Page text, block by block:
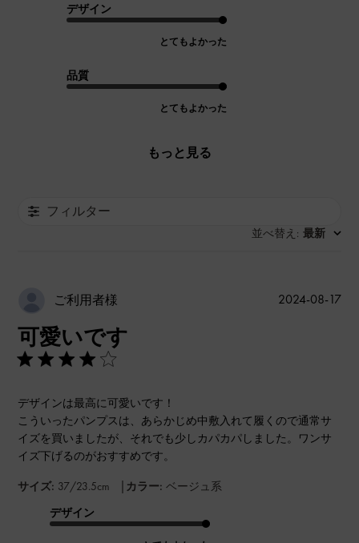
デザイン
とてもよかった
品質
とてもよかった
もっと見る
フィルター
並べ替え : 最新
ご利用者様
可愛いです
デザインは最高に可愛いです！
こういったパンプスは、あらかじめ中敷入れて履くので通常サ
イズを買いましたが、それでも少しカパカパしました。ワンサ
イズ下げるのがおすすめです。
サイズ: 37/23.5cm | カラー: ベージュ系
デザイン
公
2024-08-17